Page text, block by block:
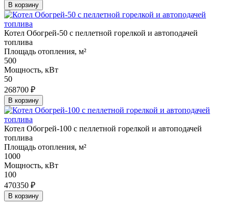
В корзину
Котел Обогрей-50 с пеллетной горелкой и автоподачей
топлива
Площадь отопления, м²
500
Мощность, кВт
50
268700 ₽
В корзину
Котел Обогрей-100 с пеллетной горелкой и автоподачей
топлива
Площадь отопления, м²
1000
Мощность, кВт
100
470350 ₽
В корзину